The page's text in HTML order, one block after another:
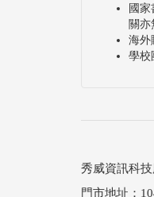
國
關亦
海外
學校
秀威資訊科
門市地址：